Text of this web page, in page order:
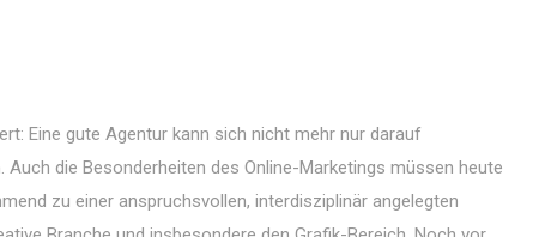
Eine gute Agentur kann sich nicht mehr nur darauf
die Besonderheiten des Online-Marketings müssen heute
zu einer anspruchsvollen, interdisziplinär angelegten